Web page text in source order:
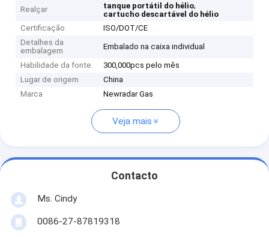
Realçar tanque portátil do hélio,
cartucho descartável do hélio
Certificação
ISO/DOT/CE
Detalhes da
embalagem
Embalado na caixa individual
Habilidade da fonte
300,000pcs pelo mês
Lugar de origem
China
Marca
Newradar Gas
Veja mais
Contacto
Ms. Cindy
0086-27-87819318